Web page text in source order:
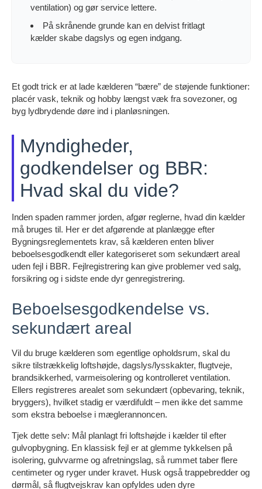
ventilation) og gør service lettere.
På skrånende grunde kan en delvist fritlagt
kælder skabe dagslys og egen indgang.
Et godt trick er at lade kælderen “bære” de støjende funktioner:
placér vask, teknik og hobby længst væk fra sovezoner, og
byg lydbrydende døre ind i planløsningen.
Myndigheder,
godkendelser og BBR:
Hvad skal du vide?
Inden spaden rammer jorden, afgør reglerne, hvad din kælder
må bruges til. Her er det afgørende at planlægge efter
Bygningsreglementets krav, så kælderen enten bliver
beboelsesgodkendt eller kategoriseret som sekundært areal
uden fejl i BBR. Fejlregistrering kan give problemer ved salg,
forsikring og i sidste ende dyr genregistrering.
Beboelsesgodkendelse vs.
sekundært areal
Vil du bruge kælderen som egentlige opholdsrum, skal du
sikre tilstrækkelig loftshøjde, dagslys/lysskakter, flugtveje,
brandsikkerhed, varmeisolering og kontrolleret ventilation.
Ellers registreres arealet som sekundært (opbevaring, teknik,
bryggers), hvilket stadig er værdifuldt – men ikke det samme
som ekstra beboelse i mæglerannoncen.
Tjek dette selv: Mål planlagt fri loftshøjde i kælder til efter
gulvopbygning. En klassisk fejl er at glemme tykkelsen på
isolering, gulvvarme og afretningslag, så rummet taber flere
centimeter og ryger under kravet. Husk også trappebredder og
dørmål, så flugtvejskrav kan opfyldes uden dyre